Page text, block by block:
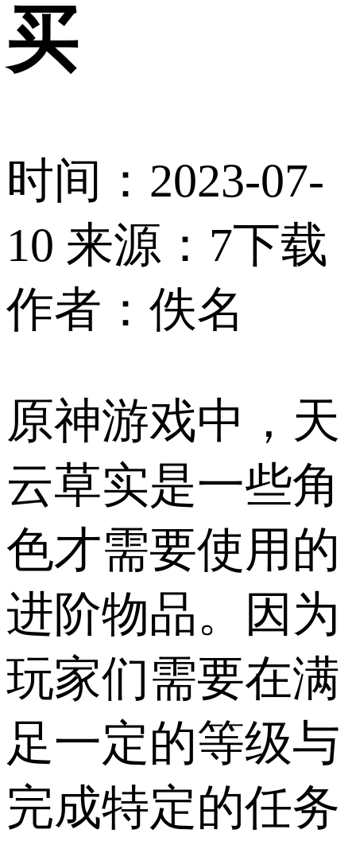
买
时间：2023-07-
10 来源：7下载
作者：佚名
原神游戏中，天
云草实是一些角
色才需要使用的
进阶物品。因为
玩家们需要在满
足一定的等级与
完成特定的任务